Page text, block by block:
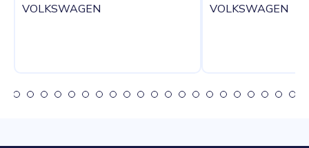
VOLKSWAGEN VOLKSWAGEN